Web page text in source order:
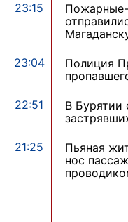
23:15
Пожарные-
23:04
Полиция
22:51
В Бурятии
21:25
Пьяная
нос